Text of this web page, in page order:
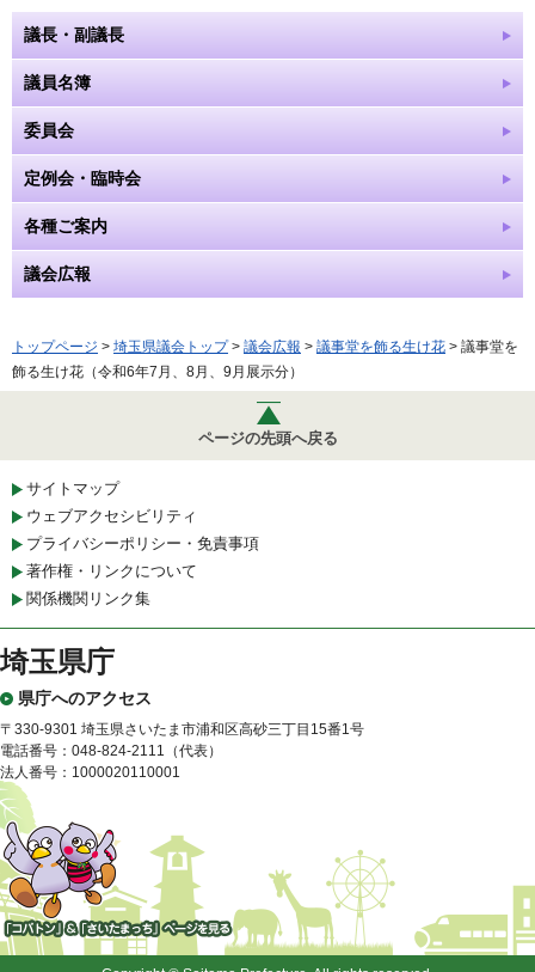
議長・副議長
議員名簿
委員会
定例会・臨時会
各種ご案内
議会広報
トップページ > 埼玉県議会トップ> 議会広報 > 議事堂を飾る生け花 > 議事堂を
飾る生け花（令和6年7月、8月、9月展示分）
ページの先頭へ戻る
サイトマップ
ウェブアクセシビリティ
プライバシーポリシー・免責事項
著作権・リンクについて
関係機関リンク集
埼玉県庁
県庁へのアクセス
〒330-9301 埼玉県さいたま市浦和区高砂三丁目15番1号
電話番号：048-824-2111（代表）
法人番号：1000020110001
「コバトン」&「さいたまっ